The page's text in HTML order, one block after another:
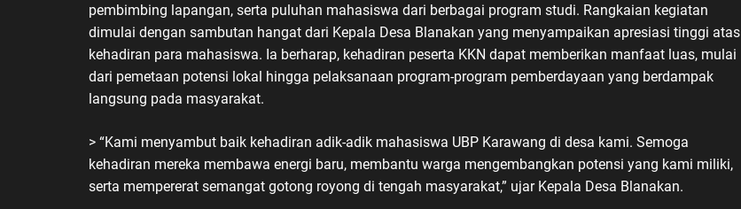
pembimbing lapangan, serta puluhan mahasiswa dari berbagai program studi. Rangkaian kegiatan
dimulai dengan sambutan hangat dari Kepala Desa Blanakan yang menyampaikan apresiasi tinggi atas
kehadiran para mahasiswa. Ia berharap, kehadiran peserta KKN dapat memberikan manfaat luas, mulai
dari pemetaan potensi lokal hingga pelaksanaan program-program pemberdayaan yang berdampak
langsung pada masyarakat.
> “Kami menyambut baik kehadiran adik-adik mahasiswa UBP Karawang di desa kami. Semoga
kehadiran mereka membawa energi baru, membantu warga mengembangkan potensi yang kami miliki,
serta mempererat semangat gotong royong di tengah masyarakat,” ujar Kepala Desa Blanakan.